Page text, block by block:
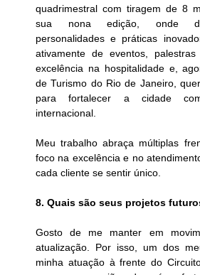
quadrimestral com tiragem de 8
sua nona edição, onde
personalidades e práticas
ativamente de eventos,
excelência na hospitalidade e,
de Turismo do Rio de Janeiro,
para fortalecer a cidade
internacional.
Meu trabalho abraça múltiplas
foco na excelência e no
cada cliente se sentir único.
8. Quais são seus projetos
Gosto de me manter em
atualização. Por isso, um dos
minha atuação à frente do